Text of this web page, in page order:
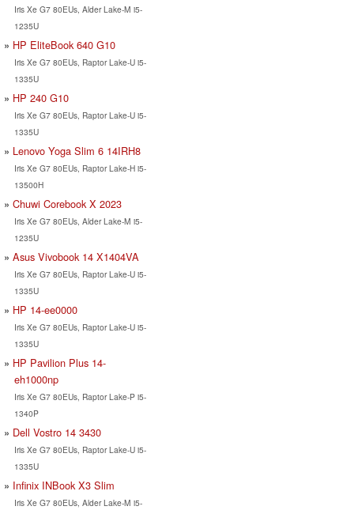
Iris Xe G7 80EUs, Alder Lake-M i5-
1235U
HP EliteBook 640 G10
Iris Xe G7 80EUs, Raptor Lake-U i5-
1335U
HP 240 G10
Iris Xe G7 80EUs, Raptor Lake-U i5-
1335U
Lenovo Yoga Slim 6 14IRH8
Iris Xe G7 80EUs, Raptor Lake-H i5-
13500H
Chuwi Corebook X 2023
Iris Xe G7 80EUs, Alder Lake-M i5-
1235U
Asus Vivobook 14 X1404VA
Iris Xe G7 80EUs, Raptor Lake-U i5-
1335U
HP 14-ee0000
Iris Xe G7 80EUs, Raptor Lake-U i5-
1335U
HP Pavilion Plus 14-
eh1000np
Iris Xe G7 80EUs, Raptor Lake-P i5-
1340P
Dell Vostro 14 3430
Iris Xe G7 80EUs, Raptor Lake-U i5-
1335U
Infinix INBook X3 Slim
Iris Xe G7 80EUs, Alder Lake-M i5-